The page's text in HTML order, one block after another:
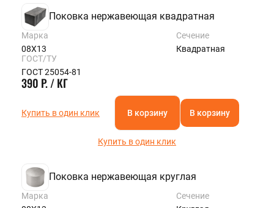
Поковка нержавеющая квадратная
Марка
08Х13
Сечение
Квадратная
ГОСТ/ТУ
ГОСТ 25054-81
390 Р. / КГ
Купить в один клик В корзину В корзину
Купить в один клик
Поковка нержавеющая круглая
Марка
Сечение